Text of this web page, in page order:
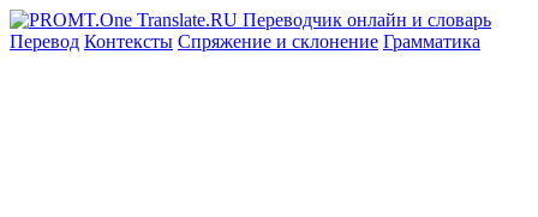
Перевод Контексты Спряжение и склонение Грамматика